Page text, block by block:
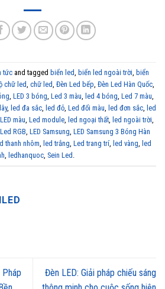
tứcand tagged biển led biển led ngoài trời biển
chữ led chữ led Đèn Led bếp Đèn Led Hàn Quốc
LED 3 bóng Led 3 màu led 4 bóng Led 7 màu
, led đa sắc, led đỏ, Led đổi màu led đơn sắc, led
LED màu Led module, led ngoại thất, led ngoài trời
Led RGB LED Samsung LED Samsung 3 Bóng Hàn
thanh nhôm led trắng Led trang trí led vàng
led
ledhanquoc Sein Led
Đèn LED: Giải pháp chiếu sáng